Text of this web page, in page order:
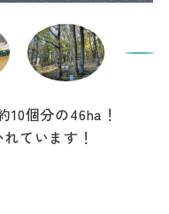
個分の46ha！
ています！